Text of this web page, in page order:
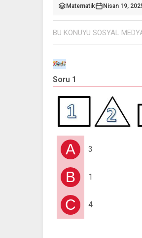
Matematik Nisan 19,
BU KONUYU SOSYAL
Soru 1
A 3
B 1
C 4